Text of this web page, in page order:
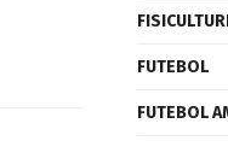
FUTEBOL
FUTEBOL